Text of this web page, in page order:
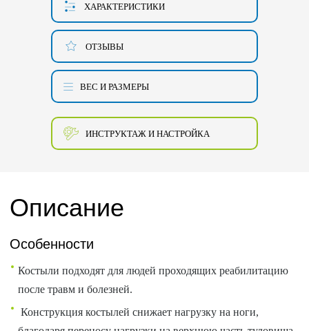
ХАРАКТЕРИСТИКИ
ОТЗЫВЫ
ВЕС И РАЗМЕРЫ
ИНСТРУКТАЖ И НАСТРОЙКА
Описание
Особенности
Костыли подходят для людей проходящих реабилитацию
после травм и болезней.
Конструкция костылей снижает нагрузку на ноги,